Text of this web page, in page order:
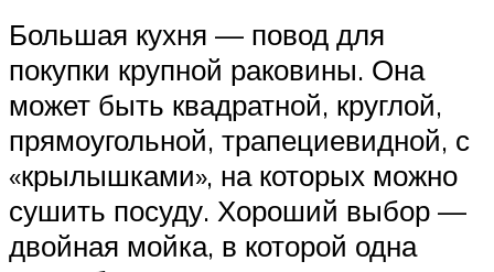
Большая кухня — повод для
покупки крупной раковины. Она
может быть квадратной, круглой,
прямоугольной, трапециевидной, с
«крылышками», на которых можно
сушить посуду. Хороший выбор —
двойная мойка, в которой одна